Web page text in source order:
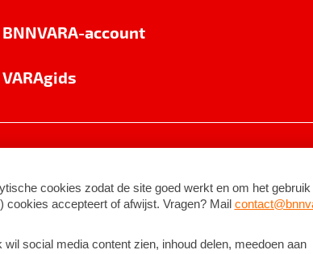
BNNVARA-account
VARAgids
©2026BNNVARA